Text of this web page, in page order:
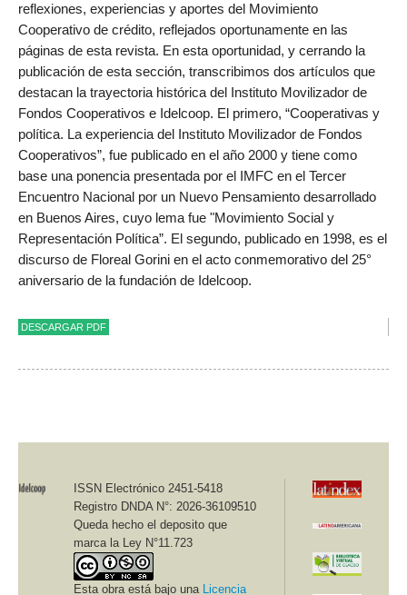
reflexiones, experiencias y aportes del Movimiento
Cooperativo de crédito, reflejados oportunamente en las
páginas de esta revista. En esta oportunidad, y cerrando la
publicación de esta sección, transcribimos dos artículos que
destacan la trayectoria histórica del Instituto Movilizador de
Fondos Cooperativos e Idelcoop. El primero, “Cooperativas y
política. La experiencia del Instituto Movilizador de Fondos
Cooperativos”, fue publicado en el año 2000 y tiene como
base una ponencia presentada por el IMFC en el Tercer
Encuentro Nacional por un Nuevo Pensamiento desarrollado
en Buenos Aires, cuyo lema fue "Movimiento Social y
Representación Política”. El segundo, publicado en 1998, es el
discurso de Floreal Gorini en el acto conmemorativo del 25°
aniversario de la fundación de Idelcoop.
DESCARGAR PDF
ISSN Electrónico 2451-5418
Registro DNDA N°: 2026-36109510
Queda hecho el deposito que
marca la Ley N°11.723
Esta obra está bajo una Licencia